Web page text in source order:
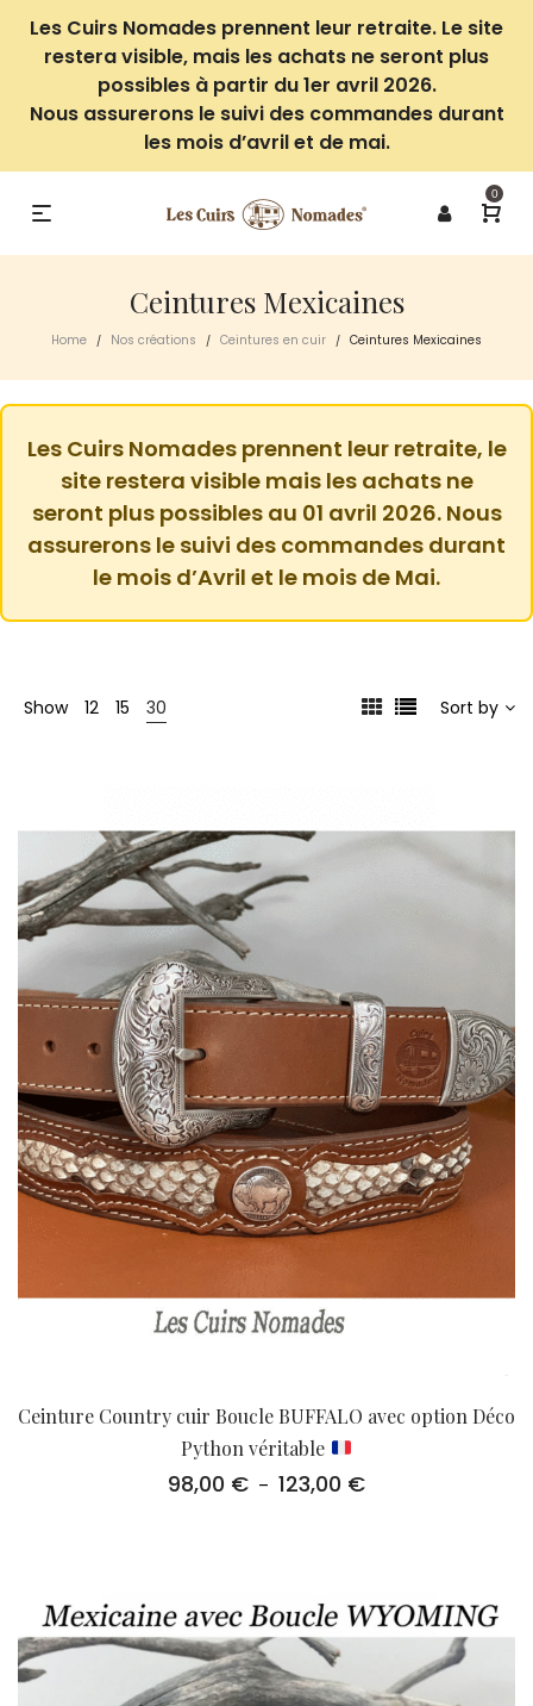
Les Cuirs Nomades prennent leur retraite. Le site
restera visible, mais les achats ne seront plus
possibles à partir du 1er avril 2026.
Nous assurerons le suivi des commandes durant
les mois d’avril et de mai.
0
Ceintures Mexicaines
Home / Nos créations / Ceintures en cuir / Ceintures Mexicaines
Les Cuirs Nomades prennent leur retraite, le
site restera visible mais les achats ne
seront plus possibles au 01 avril 2026. Nous
assurerons le suivi des commandes durant
le mois d’Avril et le mois de Mai.
Show 12 15 30 Sort by
Ceinture Country cuir Boucle BUFFALO avec option Déco
Python véritable
98,00 € – 123,00 €Plage
123,00 €